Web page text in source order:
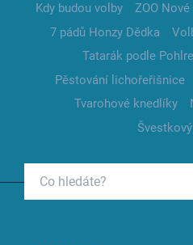
Kdy budou volby
ZOO
7 pádů Honzy Dědka
Tatarák podle
Pěstování lichořeřišnice
Tvarohové knedlíky